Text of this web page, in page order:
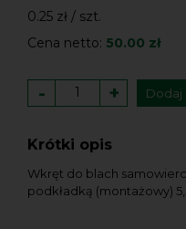
0.25 zł / szt.
Cena netto: 50.00 zł
- + Dodaj
Krótki opis
Wkręt do blach
podkładką (montażowy)